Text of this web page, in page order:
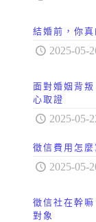
結婚前，你
2025-05-
面對婚姻背
心取證
2025-05-
徵信費用怎
2025-05-
徵信社在幹
對象